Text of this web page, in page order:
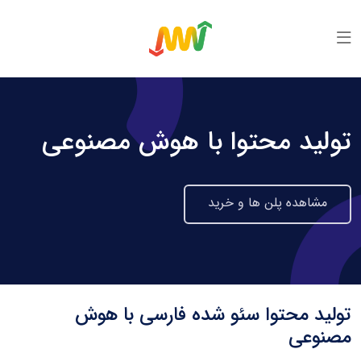
تولید محتوا با هوش مصنوعی
مشاهده پلن ها و خرید
تولید محتوا سئو شده فارسی با هوش
مصنوعی